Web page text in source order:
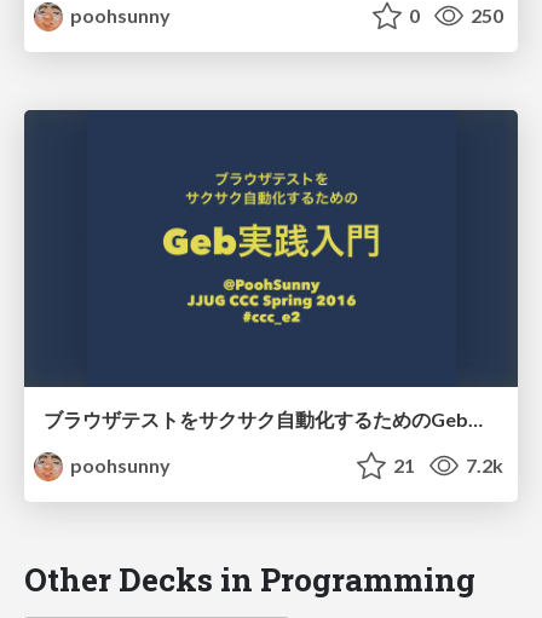
poohsunny
0 250
ブラウザテストをサクサク自動化するためのGeb実践入門 #jjug_ccc
poohsunny
21 7.2k
Other Decks in Programming